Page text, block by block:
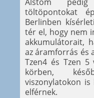
töltöpontokat
Berlinben
tér el, hogy nem
akkumulátorait,
az áramforrás és
Tzen4 és Tzen
körben,
viszonylatokon
elférnek.